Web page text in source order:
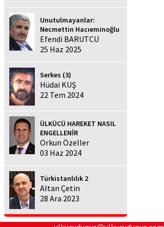
Unutulmayanlar:
Necmettin Hacıeminoğlu
Efendi BARUTCU
25 Haz 2025
Serkes (3)
Hüdai KUŞ
22 Tem 2024
ÜLKÜCÜ HAREKET NASIL
ENGELLENİR
Orkun Özeller
03 Haz 2024
Türkistanlılık 2
Altan Çetin
28 Ara 2023